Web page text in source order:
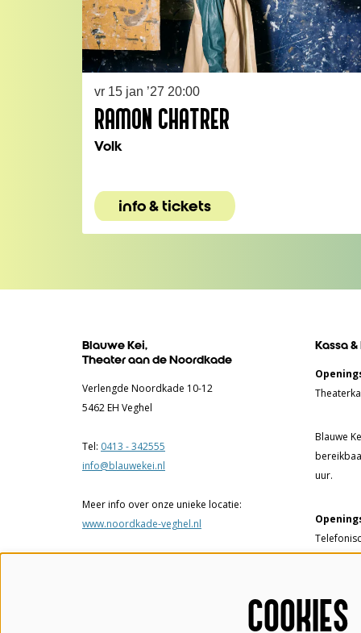
RAMON CHATRER
Volk
vr 15 jan ’27 20:00
info & tickets
Blauwe Kei,
Theater aan de Noordkade
Verlengde Noordkade 10-12
5462 EH Veghel
Tel: 0413 - 342555
info@blauwekei.nl
Meer info over onze unieke locatie:
www.noordkade-veghel.nl
Kassa
Blauwe
uur.
17.00 uur.
tot
COOKIES